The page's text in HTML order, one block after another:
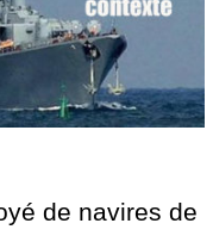
de navires de